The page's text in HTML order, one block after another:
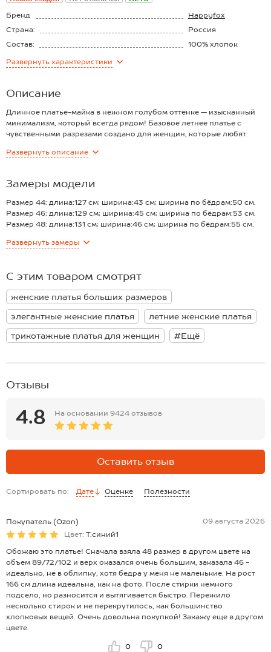
Бренд
Happyfox
Страна:
Россия
Состав:
100% хлопок
Материал:
Развернуть характеристики
Описание
Длинное платье-майка в нежном голубом оттенке — изысканный
минимализм, который всегда рядом! Базовое летнее платье с
чувственными разрезами создано для женщин, которые любят
расслабленное настроение и станет любимым спутником для
– 100% натуральный хлопок, мягкий и дышащий трикотаж
кулирная гладь (плотность 160 г/м2);
– свободный крой и глубокие разрезы по бокам для
максимального удобства;
– базовый вариант легко сочетается с любыми аксессуарами.
хочется чувствовать себя комфортно и при этом оставаться
вечеринке.
Развернуть описание
Замеры модели
Размер 44: длина:127 см; ширина:43 см; ширина по бёдрам:50 см.
Размер 46: длина:129 см; ширина:45 см; ширина по бёдрам:53 см.
Размер 48: длина:131 см; ширина:46 см; ширина по бёдрам:55 см.
Размер 52: длина:136 см; ширина:50 см; ширина по бёдрам:58 см.
Развернуть замеры
С этим товаром смотрят
женские платья больших размеров
элегантные женские платья
летние женские платья
трикотажные платья для женщин
#Ещё
Отзывы
4.8 На основании 9424 отзывов
Оставить отзыв
Сортировать по: Дате Оценке Полезности
Покупатель (Ozon)
09 августа 2026
Цвет: Т.синий1
Обожаю это платье! Сначала взяла 48 размер в другом цвете на
объем 89/72/102 и верх оказался очень большим, заказала 46 -
идеально, не в облипку, хотя бедра у меня не маленькие. На рост
166 см длина идеальна, как на фото. После стирки немного
подсело, но разносится и вытягивается быстро. Пережило
несколько стирок и не перекрутилось, как большинство
хлопковых вещей. Очень довольна покупкой! Закажу еще в другом
цвете.
0 0